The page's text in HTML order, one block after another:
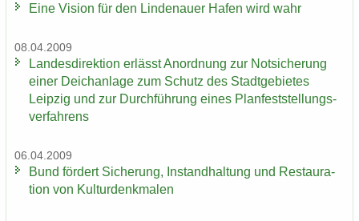
Eine Vi­si­on für den Lin­de­nau­er Hafen wird wahr
08.04.2009
Lan­des­di­rek­ti­on er­lässt An­ord­nung zur Not­si­che­rung
einer Deich­an­la­ge zum Schutz des Stadt­ge­bie­tes
Leip­zig und zur Durch­füh­rung eines Plan­fest­stel­lungs­
ver­fah­rens
06.04.2009
Bund för­dert Si­che­rung, In­stand­hal­tung und Re­stau­ra­
ti­on von Kul­tur­denk­ma­len